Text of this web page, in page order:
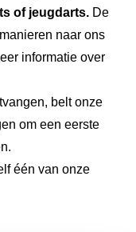
of jeugdarts. De
naar ons
informatie over
belt onze
om een eerste
één van onze